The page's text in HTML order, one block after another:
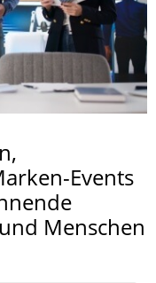
Events
Menschen